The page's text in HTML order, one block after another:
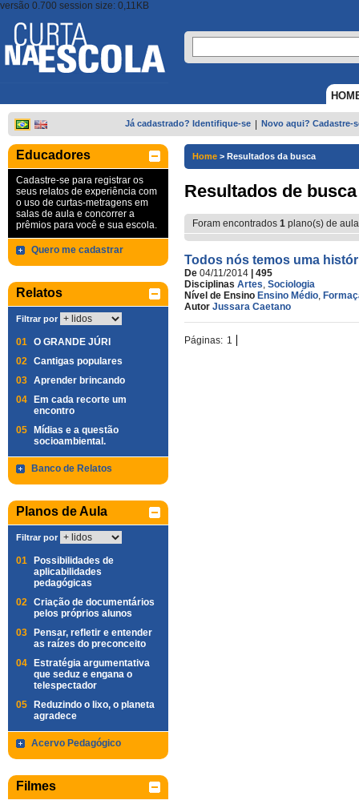
versão 0.700 session size: 0,11KB
Já cadastrado? Identifique-se Novo aqui? Cadastre-
Educadores
Cadastre-se para registrar os
seus relatos de experiência com
o uso de curtas-metragens em
salas de aula e concorrer a
prêmios para você e sua escola.
Quero me cadastrar
Relatos
Filtrar por
01 O GRANDE JÚRI
02 Cantigas populares
03 Aprender brincando
04
Em cada recorte um
encontro
05
Mídias e a questão
socioambiental.
Banco de Relatos
Planos de Aula
Filtrar por
01
Possibilidades de
aplicabilidades
pedagógicas
02 Criação de documentários
pelos próprios alunos
03
Pensar, refletir e entender
as raízes do preconceito
04
Estratégia argumentativa
que seduz e engana o
telespectador
05
Reduzindo o lixo, o planeta
agradece
Acervo Pedagógico
Filmes
Home > Resultados da busca
Resultados de busca
Foram encontrados 1 plano(s) de
Todos nós temos uma
De 04/11/2014
| 495
Disciplinas Artes, Sociologia
Nível de Ensino Ensino Médio,
Autor Jussara Caetano
Páginas: 1